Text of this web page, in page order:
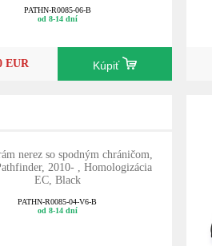
PATHN-R0085-06-B
od 8-14 dní
EUR Kúpiť
nerez so spodným chráničom,
2010- , Homologizácia
EC, Black
PATHN-R0085-04-V6-B
od 8-14 dní